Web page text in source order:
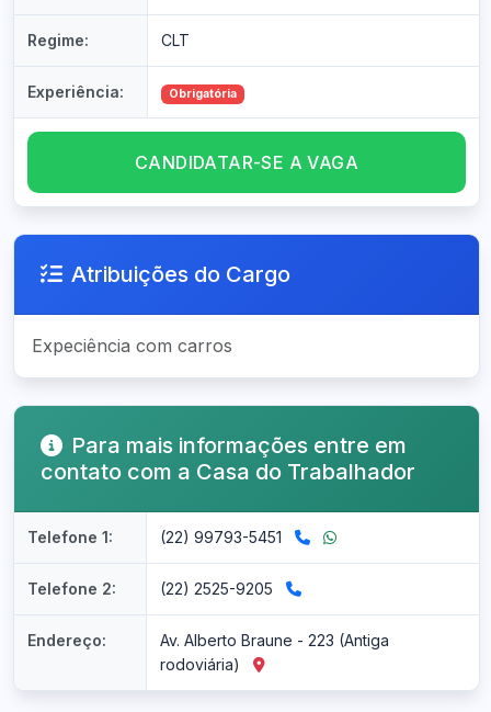
Regime: CLT
Experiência: Obrigatória
CANDIDATAR-SE A VAGA
Atribuições do Cargo
Expeciência com carros
Para mais informações entre em
contato com a Casa do Trabalhador
Telefone 1: (22) 99793-5451
Telefone 2: (22) 2525-9205
Endereço:
Av. Alberto Braune - 223 (Antiga
rodoviária)